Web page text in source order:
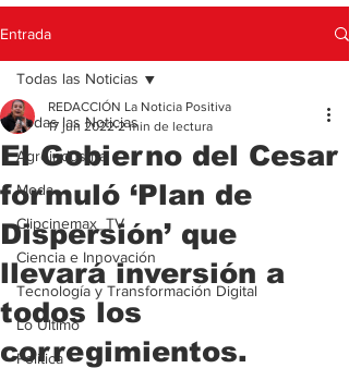
Entrada
Todas las Noticias
Agroindustria
Moda
Clipcinemax_TV
Ciencia e Innovación
Tecnología y Transformación Digital
Lo Ultimo
Politica
Todas las Noticias
El Gobierno del Cesar
formuló ‘Plan de
Dispersión’ que
llevará inversión a
todos los
corregimientos.
REDACCIÓN La Noticia Positiva
17 jun 2022 2 min de lectura